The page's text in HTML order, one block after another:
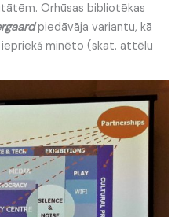
Orhūsas bibliotēkas
piedāvāja variantu, kā
minēto (skat. attēlu